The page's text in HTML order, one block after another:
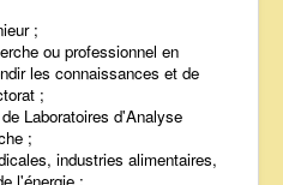
;
ou professionnel en
les connaissances et de
;
Laboratoires d'Analyse
;
industries alimentaires,